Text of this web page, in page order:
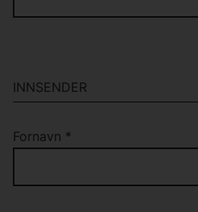
INNSENDER
Fornavn *